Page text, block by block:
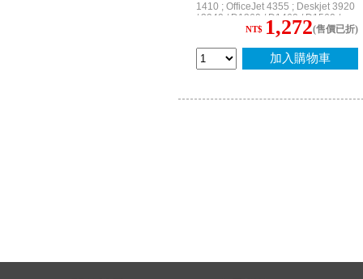
1410 ; OfficeJet 4355 ; Deskjet 3920
/ 3940 / D1360 / D1460 / D1560 /
D2360 / D2460 / D3160 / F370 /
F380 / F2120 / F2180 / F2235 /
F2280 / F4185 / F4285
NT$ 1,272(售價已折)
加入購物車